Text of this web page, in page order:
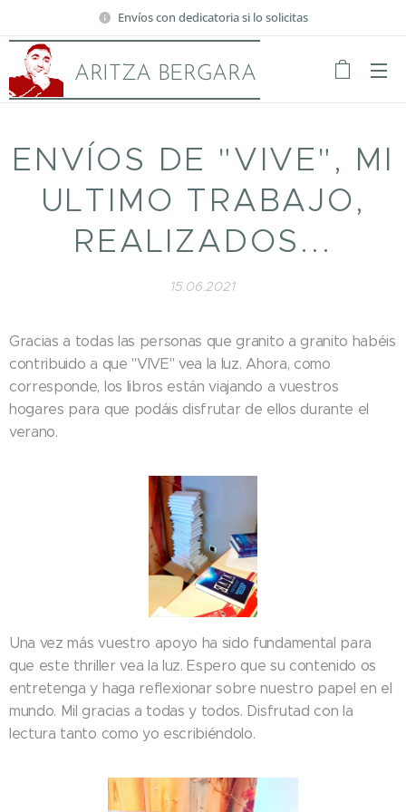
Envíos con dedicatoria si lo solicitas
ARITZA BERGARA
ENVÍOS DE "VIVE", MI
ULTIMO TRABAJO,
REALIZADOS...
15.06.2021
Gracias a todas las personas que granito a granito habéis
contribuido a que "VIVE" vea la luz. Ahora, como
corresponde, los libros están viajando a vuestros
hogares para que podáis disfrutar de ellos durante el
verano.
Una vez más vuestro apoyo ha sido fundamental para
que este thriller vea la luz. Espero que su contenido os
entretenga y haga reflexionar sobre nuestro papel en el
mundo. Mil gracias a todas y todos. Disfrutad con la
lectura tanto como yo escribiéndolo.